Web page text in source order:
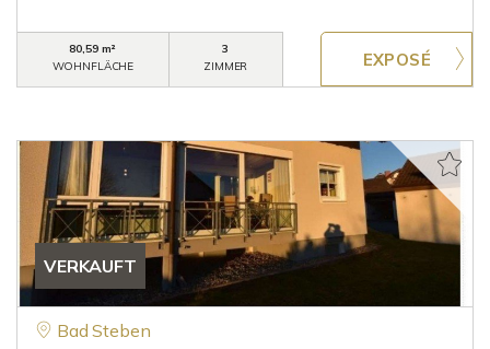
80,59 m²
WOHNFLÄCHE
3
ZIMMER
VERKAUFT
Bad Steben